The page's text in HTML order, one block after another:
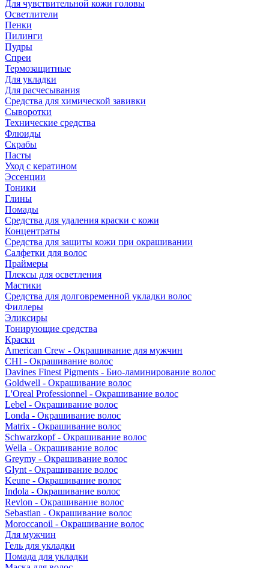
Для чувствительной кожи головы
Осветлители
Пенки
Пилинги
Пудры
Спреи
Термозащитные
Для укладки
Для расчесывания
Средства для химической завивки
Сыворотки
Технические средства
Флюиды
Скрабы
Пасты
Уход с кератином
Эссенции
Тоники
Глины
Помады
Средства для удаления краски с кожи
Концентраты
Средства для защиты кожи при окрашивании
Салфетки для волос
Праймеры
Плексы для осветления
Мастики
Средства для долговременной укладки волос
Филлеры
Эликсиры
Тонирующие средства
Краски
American Crew - Окрашивание для мужчин
CHI - Окрашивание волос
Davines Finest Pigments - Био-ламинирование волос
Goldwell - Окрашивание волос
L'Oreal Professionnel - Окрашивание волос
Lebel - Окрашивание волос
Londa - Окрашивание волос
Matrix - Окрашивание волос
Schwarzkopf - Окрашивание волос
Wella - Окрашивание волос
Greymy - Окрашивание волос
Glynt - Окрашивание волос
Keune - Окрашивание волос
Indola - Окрашивание волос
Revlon - Окрашивание волос
Sebastian - Окрашивание волос
Moroccanoil - Окрашивание волос
Для мужчин
Гель для укладки
Помада для укладки